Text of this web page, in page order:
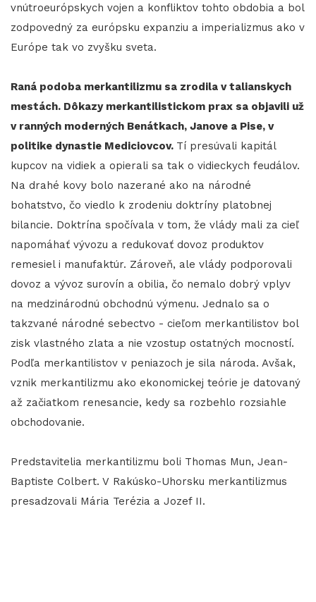
vnútroeurópskych vojen a konfliktov tohto obdobia a bol
zodpovedný za európsku expanziu a imperializmus ako v
Európe tak vo zvyšku sveta.
Raná podoba merkantilizmu sa zrodila v talianskych
mestách. Dôkazy merkantilistickom prax sa objavili už
v ranných moderných Benátkach, Janove a Pise, v
politike dynastie Mediciovcov. Tí presúvali kapitál
kupcov na vidiek a opierali sa tak o vidieckych feudálov.
Na drahé kovy bolo nazerané ako na národné
bohatstvo, čo viedlo k zrodeniu doktríny platobnej
bilancie. Doktrína spočívala v tom, že vlády mali za cieľ
napomáhať vývozu a redukovať dovoz produktov
remesiel i manufaktúr. Zároveň, ale vlády podporovali
dovoz a vývoz surovín a obilia, čo nemalo dobrý vplyv
na medzinárodnú obchodnú výmenu. Jednalo sa o
takzvané národné sebectvo - cieľom merkantilistov bol
zisk vlastného zlata a nie vzostup ostatných mocností.
Podľa merkantilistov v peniazoch je sila národa. Avšak,
vznik merkantilizmu ako ekonomickej teórie je datovaný
až začiatkom renesancie, kedy sa rozbehlo rozsiahle
obchodovanie.
Predstavitelia merkantilizmu boli Thomas Mun, Jean-
Baptiste Colbert. V Rakúsko-Uhorsku merkantilizmus
presadzovali Mária Terézia a Jozef II.